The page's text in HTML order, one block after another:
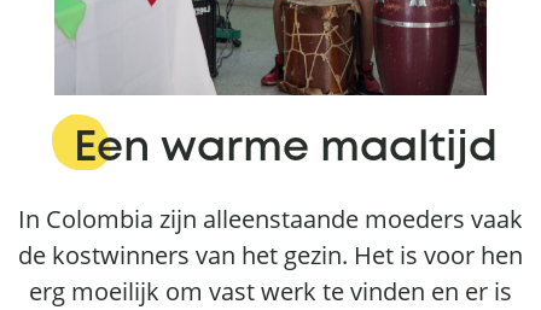
Een warme maaltijd
In Colombia zijn alleenstaande moeders vaak
de kostwinners van het gezin. Het is voor hen
erg moeilijk om vast werk te vinden en er is